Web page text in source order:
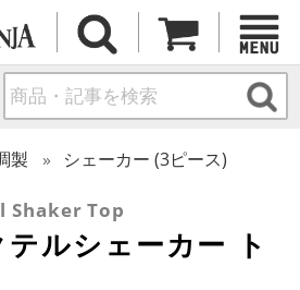
製 シェーカー (3ピース)
Shaker Top
ルシェーカー ト